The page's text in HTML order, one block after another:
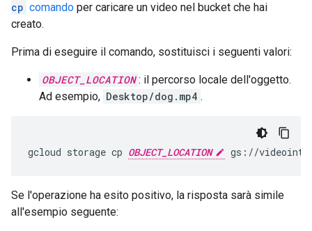
cp comando per caricare un video nel bucket che hai
creato.
Prima di eseguire il comando, sostituisci i seguenti valori:
OBJECT_LOCATION : il percorso locale dell'oggetto.
Ad esempio, Desktop/dog.mp4 .
gcloud storage cp OBJECT_LOCATION
Se l'operazione ha esito positivo, la risposta sarà simile
all'esempio seguente: